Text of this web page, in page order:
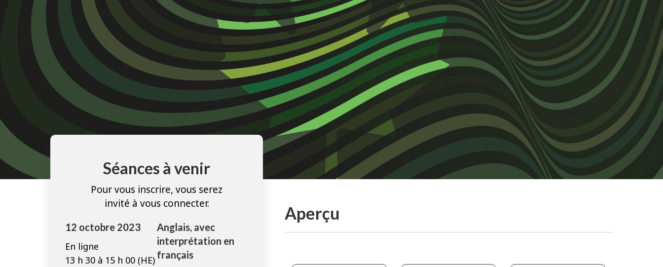
Séances à venir
Pour vous inscrire, vous serez
invité à vous connecter.
12 octobre 2023
En ligne
13 h 30 à 15 h 00 (HE)
Anglais, avec
interprétation en
français
Aperçu